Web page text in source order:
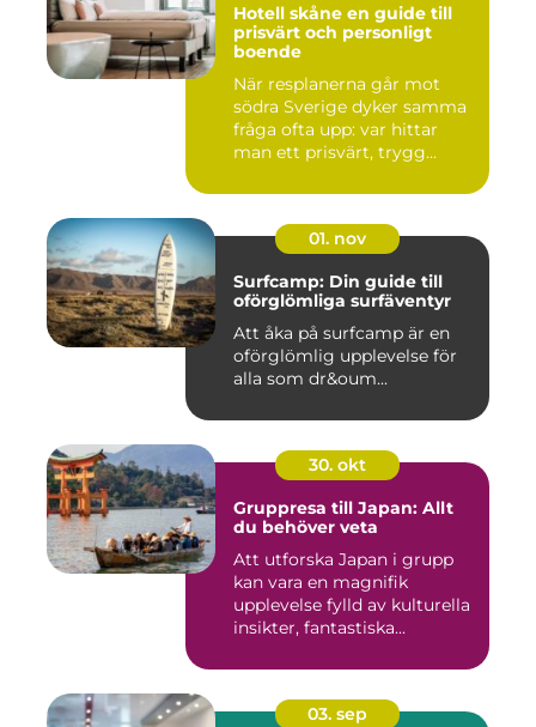
Hotell skåne en guide till
prisvärt och personligt
boende
När resplanerna går mot
södra Sverige dyker samma
fråga ofta upp: var hittar
man ett prisvärt, trygg...
01. nov
Surfcamp: Din guide till
oförglömliga surfäventyr
Att åka på surfcamp är en
oförglömlig upplevelse för
alla som dr&oum...
30. okt
Gruppresa till Japan: Allt
du behöver veta
Att utforska Japan i grupp
kan vara en magnifik
upplevelse fylld av kulturella
insikter, fantastiska...
03. sep